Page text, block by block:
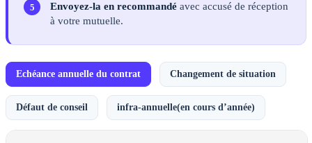
Envoyez-la en recommandé avec accusé de réception
à votre mutuelle.
Echéance annuelle du contrat Changement de situation
Défaut de conseil infra-annuelle(en cours d’année)